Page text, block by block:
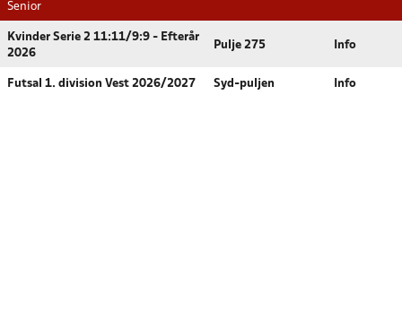
Senior
Kvinder Serie 2 11:11/9:9 - Efterår
2026
Pulje 275 Info
Futsal 1. division Vest 2026/2027 Syd-puljen Info